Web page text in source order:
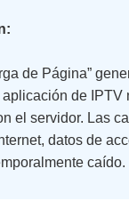
de Página”
de IPTV
el servidor. Las
datos de
caído.